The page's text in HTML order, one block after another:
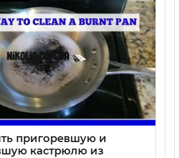
пригоревшую и
кастрюлю из